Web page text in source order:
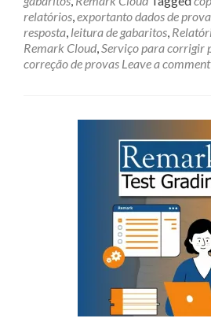
relatórios,exportanto dados de
resposta, leitura de gabaritos,
Remark Cloud,Serviço para corrigir
correção de provas Leave a comment